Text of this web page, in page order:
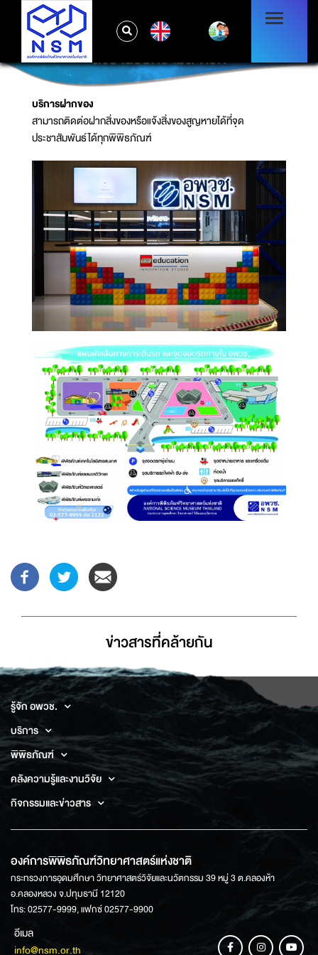
สิ่งอำนวยความสะดวก
บริการฝากของ
สามารถติดต่อฝากสิ่งของหรือแจ้งสิ่งของสูญหายได้ที่จุด
ประชาสัมพันธ์ได้ทุกพิพิธภัณฑ์
ข่าวสารที่่คล้ายกัน
รู้จัก อพวช.
บริการ
พิพิธภัณฑ์
คลังความรู้และงานวิจัย
กิจกรรมและข่าวสาร
องค์การพิพิธภัณฑ์วิทยาศาสตร์แห่งชาติ
กระทรวงการอุดมศึกษา วิทยาศาสตร์วิจัยและนวัตกรรม 39 หมู่ 3 ต.คลองห้า
อ.คลองหลวง จ.ปทุมธานี 12120
โทร: 02577-9999, แฟกซ์ 02577-9900
อีเมล
info@nsm.or.th